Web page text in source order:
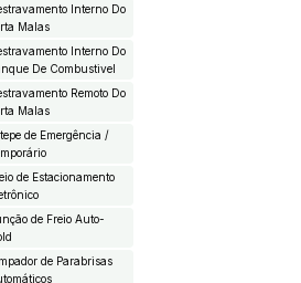
Interno Do
Malas
Interno Do
De Combustivel
Remoto Do
Malas
de Emergência /
de Estacionamento
de Freio Auto-
de Parabrisas